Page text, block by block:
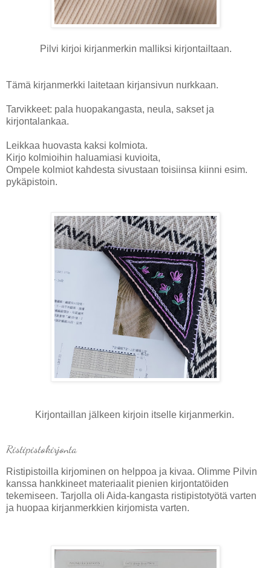
Pilvi kirjoi kirjanmerkin malliksi kirjontailtaan.
Tämä kirjanmerkki laitetaan kirjansivun nurkkaan.
Tarvikkeet: pala huopakangasta, neula, sakset ja
kirjontalankaa.
Leikkaa huovasta kaksi kolmiota.
Kirjo kolmioihin haluamiasi kuvioita,
Ompele kolmiot kahdesta sivustaan toisiinsa kiinni esim.
pykäpistoin.
Kirjontaillan jälkeen kirjoin itselle kirjanmerkin.
Ristipistokirjonta
Ristipistoilla kirjominen on helppoa ja kivaa. Olimme Pilvin
kanssa hankkineet materiaalit pienien kirjontatöiden
tekemiseen. Tarjolla oli Aida-kangasta ristipistotyötä varten
ja huopaa kirjanmerkkien kirjomista varten.